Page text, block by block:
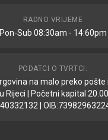
RADNO VRIJEME
Pon-Sub 08:30am - 14:60pm
PODATCI O TVRTCI:
na malo preko pošte
Rijeci | Početni kapital
|